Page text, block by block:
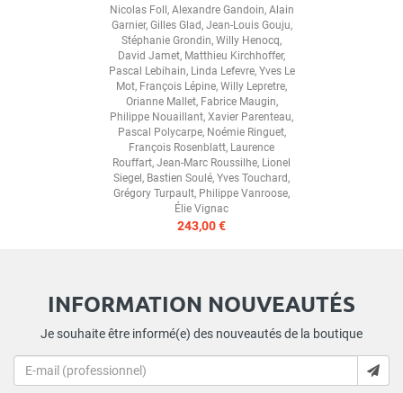
Nicolas Foll, Alexandre Gandoin, Alain
Garnier, Gilles Glad, Jean-Louis Gouju,
Stéphanie Grondin, Willy Henocq,
David Jamet, Matthieu Kirchhoffer,
Pascal Lebihain, Linda Lefevre, Yves Le
Mot, François Lépine, Willy Lepretre,
Orianne Mallet, Fabrice Maugin,
Philippe Nouaillant, Xavier Parenteau,
Pascal Polycarpe, Noémie Ringuet,
François Rosenblatt, Laurence
Rouffart, Jean-Marc Roussilhe, Lionel
Siegel, Bastien Soulé, Yves Touchard,
Grégory Turpault, Philippe Vanroose,
Élie Vignac
243,00 €
INFORMATION NOUVEAUTÉS
Je souhaite être informé(e) des nouveautés de la boutique